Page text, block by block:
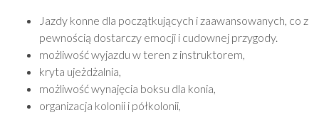
Jazdy konne dla początkujących i zaawansowanych, co z
pewnością dostarczy emocji i cudownej przygody.
możliwość wyjazdu w teren z instruktorem,
kryta ujeżdżalnia,
możliwość wynajęcia boksu dla konia,
organizacja kolonii i półkolonii,